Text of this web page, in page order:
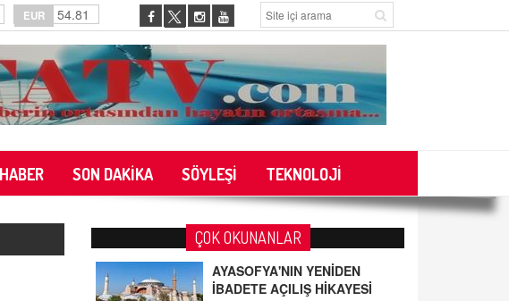
EUR 54.81
SON DAKİKA SÖYLEŞİ TEKNOLOJİ
ÇOK OKUNANLAR
AYASOFYA'NIN YENİDEN
İBADETE AÇILIŞ HİKAYESİ